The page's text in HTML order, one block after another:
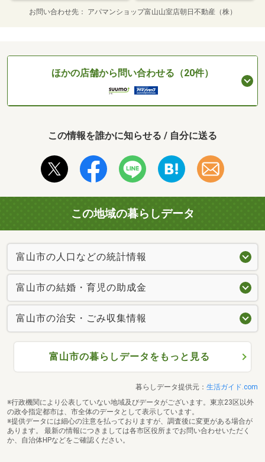
お問い合わせ先 アパマンショップ富山山室店朝日不動産（株）
ほかの店舗から問い合わせる（20件）
この情報を誰かに知らせる / 自分に送る
この地域の暮らしデータ
富山市の人口などの統計情報
富山市の結婚・育児の助成金
富山市の治安・ごみ収集情報
富山市の暮らしデータをもっと見る
暮らしデータ提供元： 生活ガイド.com
※行政機関により公表していない地域及びデータがございます。東京23区以外
の政令指定都市は、市全体のデータとして表示しています。
※提供データには細心の注意を払っておりますが、調査後に変更がある場合が
あります。 最新の情報につきましては各市区役所までお問い合わせいただく
か、自治体HPなどをご確認ください。